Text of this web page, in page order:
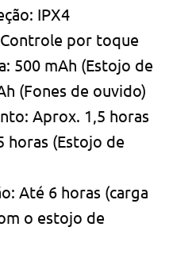
IPX4
por toque
500 mAh (Estojo de
(Fones de ouvido)
Aprox. 1,5 horas
horas (Estojo de
Até 6 horas (carga
o estojo de